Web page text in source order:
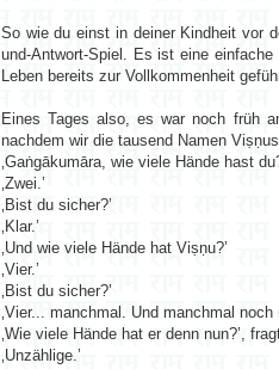
So wie du einst in deiner Kindheit vor
und-Antwort-Spiel. Es ist eine
Leben bereits zur Vollkommenheit
Eines Tages also, es war noch früh
nachdem wir die tausend Namen
‚Gaṅgākumāra, wie viele Hände hast
‚Zwei.’
‚Bist du sicher?’
‚Klar.’
‚Und wie viele Hände hat Viṣṇu?’
‚Vier.’
‚Bist du sicher?’
‚Vier... manchmal. Und manchmal noch
‚Wie viele Hände hat er denn nun?’,
‚Unzählige.’